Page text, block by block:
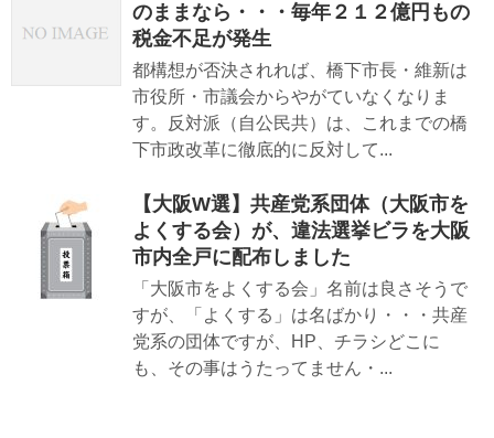
のままなら・・・毎年２１２億円もの
税金不足が発生
都構想が否決されれば、橋下市長・維新は
市役所・市議会からやがていなくなりま
す。反対派（自公民共）は、これまでの橋
下市政改革に徹底的に反対して...
【大阪W選】共産党系団体（大阪市を
よくする会）が、違法選挙ビラを大阪
市内全戸に配布しました
「大阪市をよくする会」名前は良さそうで
すが、「よくする」は名ばかり・・・共産
党系の団体ですが、HP、チラシどこに
も、その事はうたってません・...